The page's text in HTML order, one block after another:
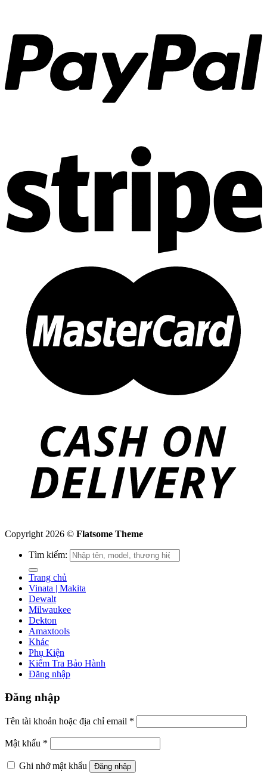
Copyright 2026 © Flatsome Theme
Tìm kiếm:
Trang chủ
Vinata | Makita
Dewalt
Milwaukee
Dekton
Amaxtools
Khác
Phụ Kiện
Kiểm Tra Bảo Hành
Đăng nhập
Đăng nhập
Tên tài khoản hoặc địa chỉ email *
Mật khẩu *
Ghi nhớ mật khẩu Đăng nhập